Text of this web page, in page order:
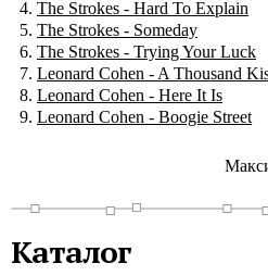
The Strokes - Hard To Explain
The Strokes - Someday
The Strokes - Trying Your Luck
Leonard Cohen - A Thousand
Leonard Cohen - Here It Is
Leonard Cohen - Boogie Street
Каталог